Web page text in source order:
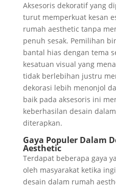
Aksesoris dekoratif yang
turut memperkuat kesan
rumah aesthetic tanpa
penuh sesak. Pemilihan
bantal hias dengan tema
kesatuan visual yang
tidak berlebihan justru
dekorasi lebih menonjol
baik pada aksesoris ini
keberhasilan desain
diterapkan.
Gaya Populer Dalam
Aesthetic
Terdapat beberapa gaya
oleh masyarakat ketika
desain dalam rumah